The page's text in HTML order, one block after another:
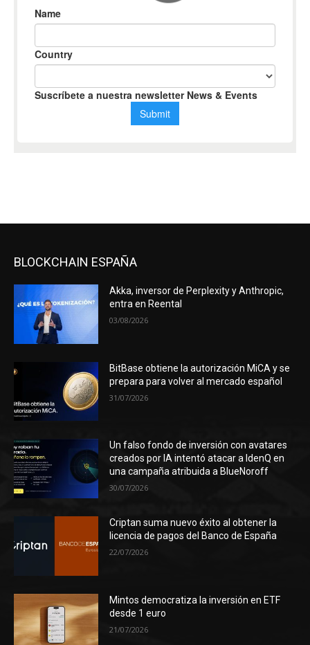
BLOCKCHAIN ESPAÑA
Akka, inversor de Perplexity y Anthropic,
entra en Reental
03/08/2026
BitBase obtiene la autorización MiCA y se
prepara para volver al mercado español
31/07/2026
Un falso fondo de inversión con avatares
creados por IA intentó atacar a IdenQ en
una campaña atribuida a BlueNoroff
30/07/2026
Criptan suma nuevo éxito al obtener la
licencia de pagos del Banco de España
22/07/2026
Mintos democratiza la inversión en ETF
desde 1 euro
21/07/2026